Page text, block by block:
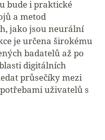
bude i praktické
a metod
jako jsou neurální
je určena širokému
badatelů až po
digitálních
průsečíky mezi
uživatelů s